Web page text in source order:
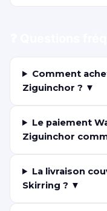
Comment
Ziguinchor ? ▼
Le paiement
Ziguinchor
La livraison
Skirring ? ▼